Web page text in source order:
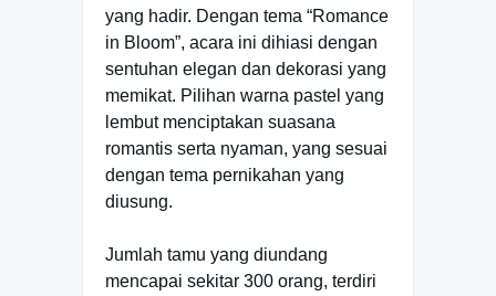
yang hadir. Dengan tema “Romance
in Bloom”, acara ini dihiasi dengan
sentuhan elegan dan dekorasi yang
memikat. Pilihan warna pastel yang
lembut menciptakan suasana
romantis serta nyaman, yang sesuai
dengan tema pernikahan yang
diusung.
Jumlah tamu yang diundang
mencapai sekitar 300 orang, terdiri